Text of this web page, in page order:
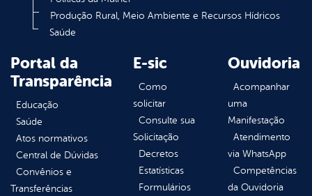
Produção Rural, Meio Ambiente e Recursos Hídricos
Saúde
Portal da
Transparência
Educação
Saúde
Atos normativos
Central de Dúvidas
Convênios e
Transferências
E-sic
Como
solicitar
Consulte sua
Solicitação
Decretos
Estatísticas
Formulários
Ouvidoria
Acompanhar
uma
Manifestação
Atendimento
via WhatsApp
Competências
da Ouvidoria